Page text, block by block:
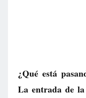
¿Qué está
La entrada de